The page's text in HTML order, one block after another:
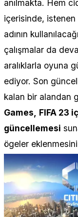
anılmakta. Hem
içerisinde, istenen
adının
çalışmalar da
aralıklarla oyuna
ediyor. Son
kalan bir alandan
Games,
FIFA 23
güncellemesi
ögeler